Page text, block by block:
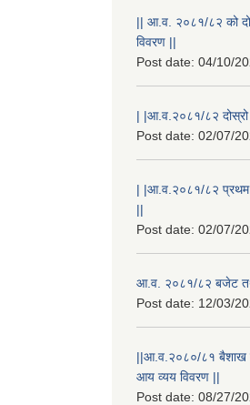
|| आ.व. २०८१/८२ को
विवरण ||
Post date: 04/10/
| |आ.व.२०८१/८२
Post date: 02/07/
| |आ.व.२०८१/८२ प्रथम
||
Post date: 02/07/
आ.व. २०८१/८२ बजेट
Post date: 12/03/
||आ.व.२०८०/८१ बैशाख
आय व्यय विवरण ||
Post date: 08/27/